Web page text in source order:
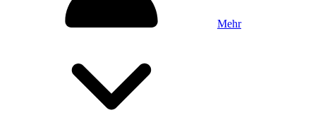
Mehr